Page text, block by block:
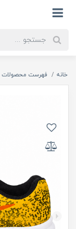
خانه فهرست محصولات